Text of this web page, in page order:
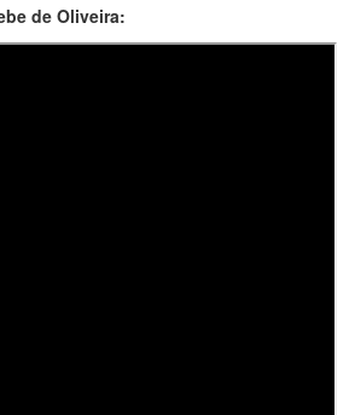
de Oliveira: